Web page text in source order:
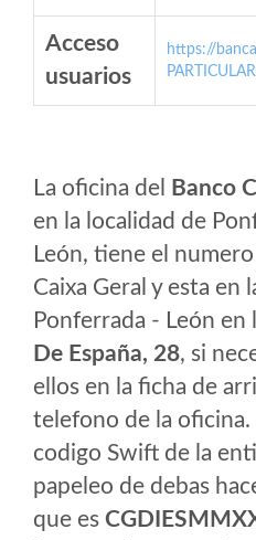
Acceso
usuarios
https://
La oficina del Banco
en la localidad de
León, tiene el
Caixa Geral y esta en
Ponferrada - León en
De España, 28, si
ellos en la ficha de
telefono de la oficina.
codigo Swift de la
papeleo de debas
que es